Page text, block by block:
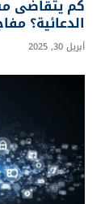
ديسمبر 20, 2025